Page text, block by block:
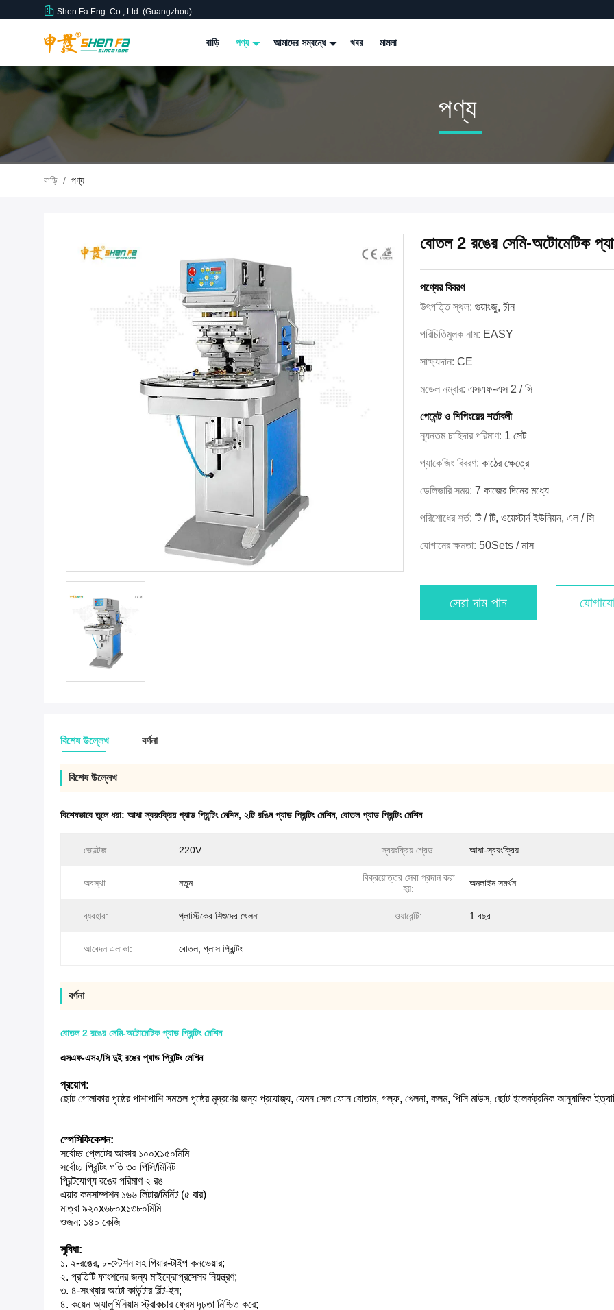
Shen Fa Eng. Co., Ltd. (Guangzhou)
বাড়ি পণ্য আমাদের সম্বন্ধে খবর মামলা
পণ্য
বাড়ি / পণ্য
বোতল 2 রঙের সেমি-অটোমেটিক প্যাড
পণ্যের বিবরণ
উৎপত্তি স্থল: গুয়াংজু, চীন
পরিচিতিমুলক নাম: EASY
সাক্ষ্যদান: CE
মডেল নম্বার: এসএফ-এস 2 / সি
পেমেন্ট ও শিপিংয়ের শর্তাবলী
ন্যূনতম চাহিদার পরিমাণ: 1 সেট
প্যাকেজিং বিবরণ: কাঠের ক্ষেত্রে
ডেলিভারি সময়: 7 কাজের দিনের মধ্যে
পরিশোধের শর্ত: টি / টি, ওয়েস্টার্ন ইউনিয়ন, এল / সি
যোগানের ক্ষমতা: 50Sets / মাস
সেরা দাম পান
বিশেষ উল্লেখ বর্ণনা
বিশেষ উল্লেখ
বিশেষভাবে তুলে ধরা: আধা স্বয়ংক্রিয় প্যাড প্রিন্টিং মেশিন, ২টি রঙিন প্যাড প্রিন্টিং মেশিন, বোতল প্যাড প্রিন্টিং মেশিন
ভোল্টেজ: 220V স্বয়ংক্রিয় গ্রেড: আধা-স্বয়ংক্রিয়
অবস্থা: নতুন
বিক্রয়োত্তর সেবা প্রদান করা
হয়:
অনলাইন সমর্থন
ব্যবহার: প্লাস্টিকের শিশুদের খেলনা ওয়ারেন্টি: 1 বছর
আবেদন এলাকা: বোতল, গ্লাস প্রিন্টিং
বর্ণনা
বোতল 2 রঙের সেমি-অটোমেটিক প্যাড প্রিন্টিং মেশিন
এসএফ-এস২/সি দুই রঙের প্যাড প্রিন্টিং মেশিন
প্রয়োগ:
ছোট গোলাকার পৃষ্ঠের পাশাপাশি সমতল পৃষ্ঠের মুদ্রণের জন্য প্রযোজ্য, যেমন সেল ফোন বোতাম, গল্ফ, খেলনা, কলম, পিসি মাউস, ছোট ইলেকট্রনিক আনুষাঙ্গিক
স্পেসিফিকেশন:
সর্বোচ্চ প্লেটের আকার ১০০x১৫০মিমি
সর্বোচ্চ প্রিন্টিং গতি ৩০ পিসি/মিনিট
প্রিন্টযোগ্য রঙের পরিমাণ ২ রঙ
এয়ার কনসাম্পশন ১৬৬ লিটার/মিনিট (৫ বার)
মাত্রা ৯২০x৬৮০x১৩৮০মিমি
ওজন: ১৪০ কেজি
সুবিধা:
১. ২-রঙের, ৮-স্টেশন সহ গিয়ার-টাইপ কনভেয়ার;
২. প্রতিটি ফাংশনের জন্য মাইক্রোপ্রসেসর নিয়ন্ত্রণ;
৩. ৪-সংখ্যার অটো কাউন্টার বিল্ট-ইন;
৪. কয়েন অ্যালুমিনিয়াম স্ট্রাকচার ফ্রেম দৃঢ়তা নিশ্চিত করে;